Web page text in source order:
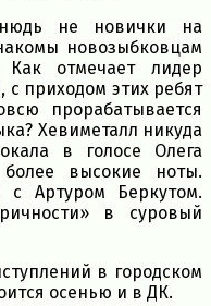
не новички на
новозыбковцам
отмечает лидер
приходом этих ребят
прорабатывается
Хевиметалл никуда
в голосе Олега
высокие ноты.
с Артуром Беркутом.
в суровый
в городском
осенью и в ДК.